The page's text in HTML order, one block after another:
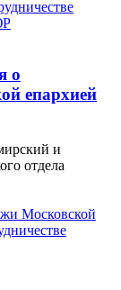
о
епархией
и
отдела